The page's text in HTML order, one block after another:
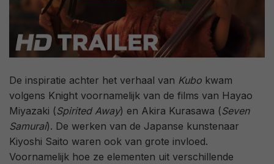
De inspiratie achter het verhaal van Kubo kwam
volgens Knight voornamelijk van de films van Hayao
Miyazaki (Spirited Away) en Akira Kurasawa (Seven
Samurai). De werken van de Japanse kunstenaar
Kiyoshi Saito waren ook van grote invloed.
Voornamelijk hoe ze elementen uit verschillende